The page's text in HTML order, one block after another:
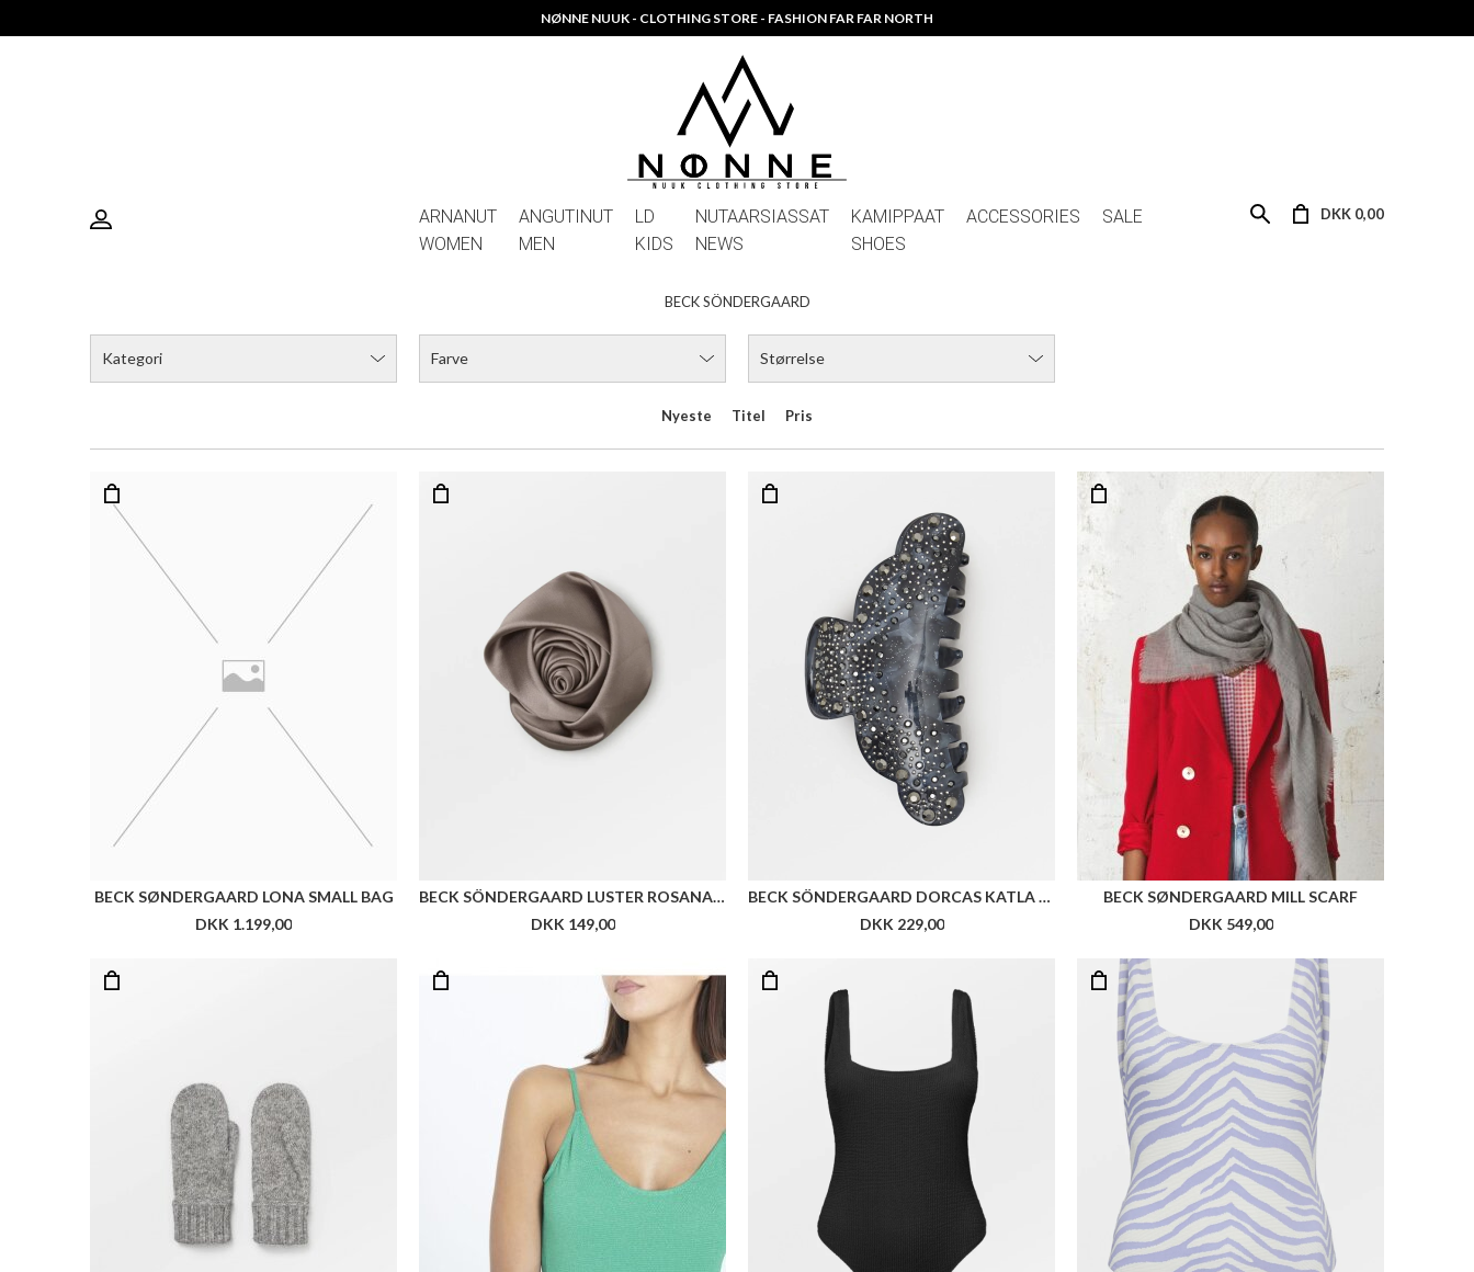
NØNNE NUUK - CLOTHING STORE - FASHION FAR FAR NORTH
ARNANUT
WOMEN
ANGUTINUT
MEN
LD
KIDS
NUTAARSIASSAT
NEWS
KAMIPPAAT
SHOES
ACCESSORIES SALE DKK 0,00
BECK SÖNDERGAARD
Kategori Farve Størrelse
Nyeste Titel Pris
BECK SØNDERGAARD LONA SMALL BAG
DKK 1.199,00
BECK SÖNDERGAARD LUSTER ROSANA CLIP
DKK 149,00
BECK SÖNDERGAARD DORCAS KATLA HAIR CLAW
DKK 229,00
BECK SØNDERGAARD MILL SCARF
DKK 549,00